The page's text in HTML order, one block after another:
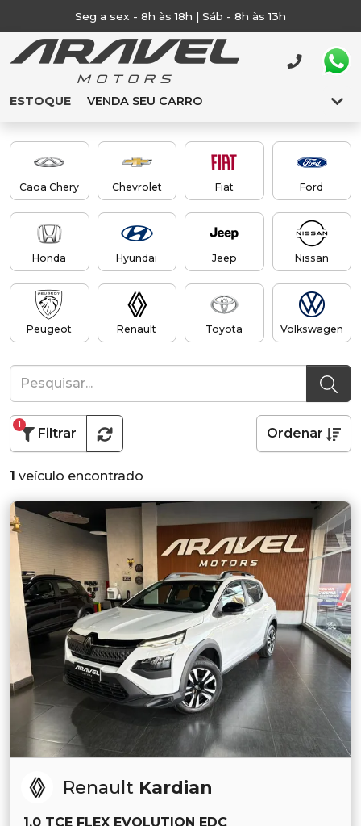
Seg a sex - 8h às 18h | Sáb - 8h às 13h
ESTOQUE VENDA SEU CARRO
Caoa Chery Chevrolet Fiat Ford
Honda Hyundai Jeep Nissan
Peugeot Renault Toyota Volkswagen
Filtrar
1
Ordenar
1 veículo encontrado
Renault Kardian
1.0 TCE FLEX EVOLUTION EDC